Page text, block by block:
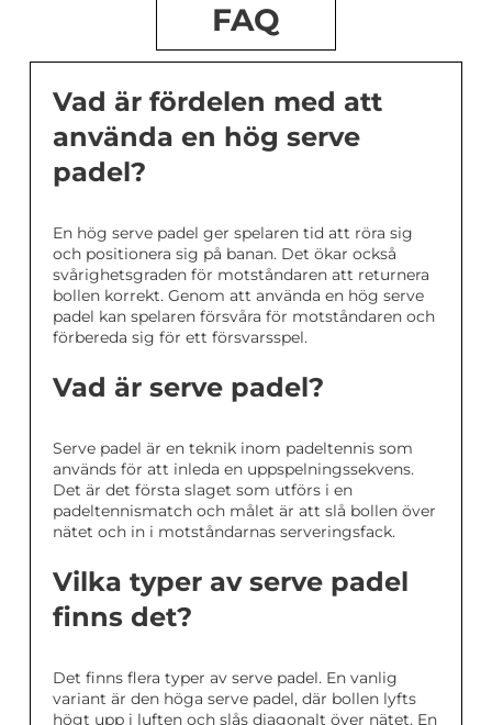
FAQ
Vad är fördelen med att
använda en hög serve
padel?
En hög serve padel ger spelaren tid att röra sig
och positionera sig på banan. Det ökar också
svårighetsgraden för motståndaren att returnera
bollen korrekt. Genom att använda en hög serve
padel kan spelaren försvåra för motståndaren och
förbereda sig för ett försvarsspel.
Vad är serve padel?
Serve padel är en teknik inom padeltennis som
används för att inleda en uppspelningssekvens.
Det är det första slaget som utförs i en
padeltennismatch och målet är att slå bollen över
nätet och in i motståndarnas serveringsfack.
Vilka typer av serve padel
finns det?
Det finns flera typer av serve padel. En vanlig
variant är den höga serve padel, där bollen lyfts
högt upp i luften och slås diagonalt över nätet. En